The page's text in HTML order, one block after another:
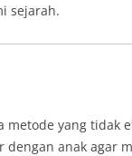
sejarah.
metode yang tidak
anak agar